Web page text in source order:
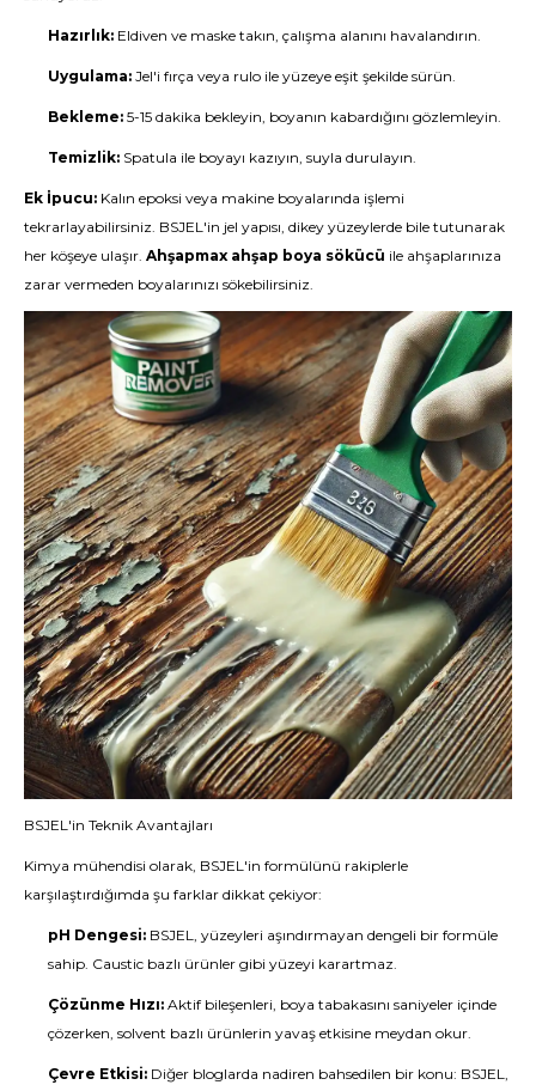
Hazırlık: Eldiven ve maske takın, çalışma alanını havalandırın.
Uygulama: Jel'i fırça veya rulo ile yüzeye eşit şekilde sürün.
Bekleme: 5-15 dakika bekleyin, boyanın kabardığını gözlemleyin.
Temizlik: Spatula ile boyayı kazıyın, suyla durulayın.
Ek İpucu: Kalın epoksi veya makine boyalarında işlemi
tekrarlayabilirsiniz. BSJEL'in jel yapısı, dikey yüzeylerde bile tutunarak
her köşeye ulaşır. Ahşapmax ahşap boya sökücü ile ahşaplarınıza
zarar vermeden boyalarınızı sökebilirsiniz.
BSJEL'in Teknik Avantajları
Kimya mühendisi olarak, BSJEL'in formülünü rakiplerle
karşılaştırdığımda şu farklar dikkat çekiyor:
pH Dengesi: BSJEL, yüzeyleri aşındırmayan dengeli bir formüle
sahip. Caustic bazlı ürünler gibi yüzeyi karartmaz.
Çözünme Hızı: Aktif bileşenleri, boya tabakasını saniyeler içinde
çözerken, solvent bazlı ürünlerin yavaş etkisine meydan okur.
Çevre Etkisi: Diğer bloglarda nadiren bahsedilen bir konu: BSJEL,